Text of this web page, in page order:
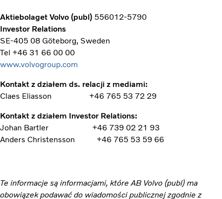
Aktiebolaget Volvo (publ) 556012-5790
Investor Relations
SE-405 08 Göteborg, Sweden
Tel +46 31 66 00 00
www.volvogroup.com
Kontakt z działem ds. relacji z mediami:
Claes Eliasson
+46 765 53 72 29
Kontakt z działem Investor Relations:
Johan Bartler
+46 739 02 21 93
Anders Christensson
+46 765 53 59 66
Te informacje są informacjami, które AB Volvo (publ) ma
obowiązek podawać do wiadomości publicznej zgodnie z